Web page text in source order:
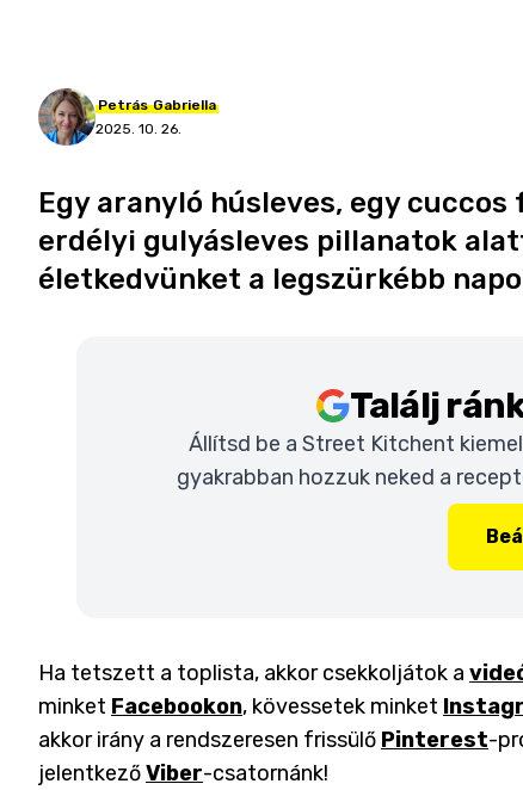
Petrás Gabriella
2025. 10. 26.
Egy aranyló húsleves, egy
erdélyi gulyásleves pillanatok
életkedvünket a legszürkébb
Találj
Állítsd be a Street Kitchent
gyakrabban hozzuk neked a
Ha tetszett a toplista, akkor csekkoljátok a
minket Facebookon, kövessetek minket
akkor irány a rendszeresen frissülő Pinterest-
jelentkezőViber-csatornánk!